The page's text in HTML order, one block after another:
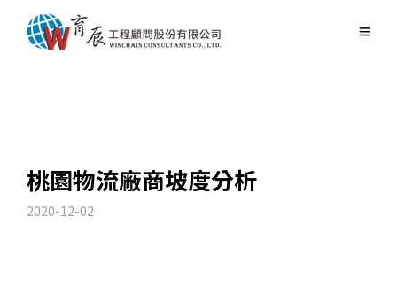
桃園物流廠商坡度分析
2020-12-02